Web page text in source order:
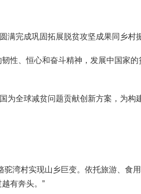
完成巩固拓展脱贫攻坚成果同乡村
、恒心和奋斗精神，发展中国家的
全球减贫问题贡献创新方案，为构
湾村实现山乡巨变。依托旅游、食
有奔头。”